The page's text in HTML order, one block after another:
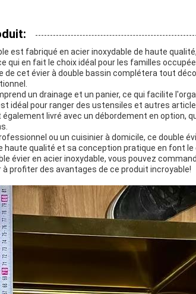
est fabriqué en acier inoxydable de haute
qui en fait le choix idéal pour les familles
de cet évier à double bassin complétera tout
un drainage et un panier, ce qui facilite
idéal pour ranger des ustensiles et autres
livré avec un débordement en option,
ou un cuisinier à domicile, ce double
haute qualité et sa conception pratique en font le
évier en acier inoxydable, vous pouvez
profiter des avantages de ce produit incroyable!